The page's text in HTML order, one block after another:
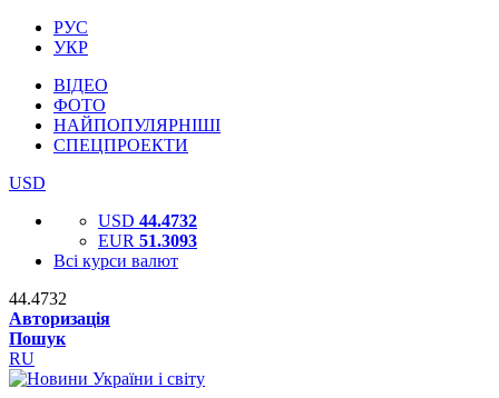
РУС
УКР
ВІДЕО
ФОТО
НАЙПОПУЛЯРНІШІ
СПЕЦПРОЕКТИ
USD
USD 44.4732
EUR 51.3093
Всі курси валют
44.4732
Авторизація
Пошук
RU